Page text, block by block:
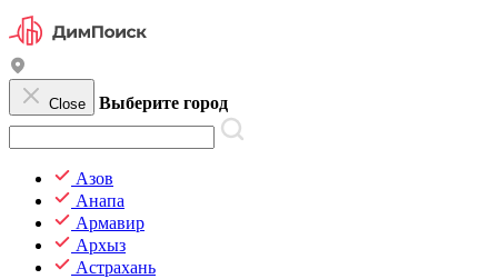
Close Выберите город
Азов
Анапа
Армавир
Архыз
Астрахань